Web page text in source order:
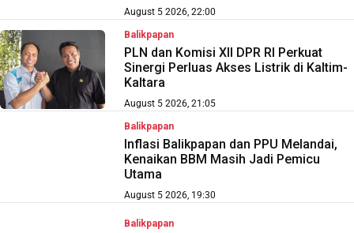
August 5 2026, 22:00
Balikpapan
PLN dan Komisi XII DPR RI Perkuat
Sinergi Perluas Akses Listrik di Kaltim-
Kaltara
August 5 2026, 21:05
Balikpapan
Inflasi Balikpapan dan PPU Melandai,
Kenaikan BBM Masih Jadi Pemicu
Utama
August 5 2026, 19:30
Balikpapan